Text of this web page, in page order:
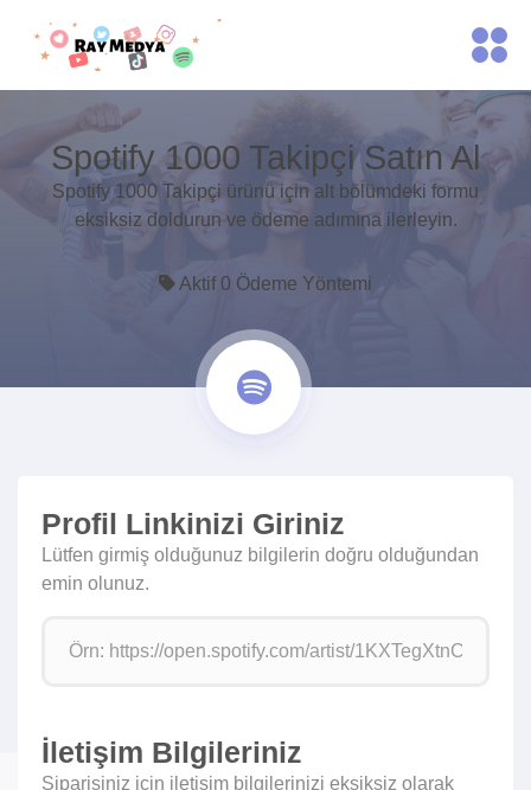
Spotify 1000 Takipçi Satın Al
Spotify 1000 Takipçi ürünü için alt bölümdeki formu
eksiksiz doldurun ve ödeme adımına ilerleyin.
Aktif 0 Ödeme Yöntemi
Profil Linkinizi Giriniz
Lütfen girmiş olduğunuz bilgilerin doğru olduğundan
emin olunuz.
İletişim Bilgileriniz
Siparişiniz için iletişim bilgilerinizi eksiksiz olarak